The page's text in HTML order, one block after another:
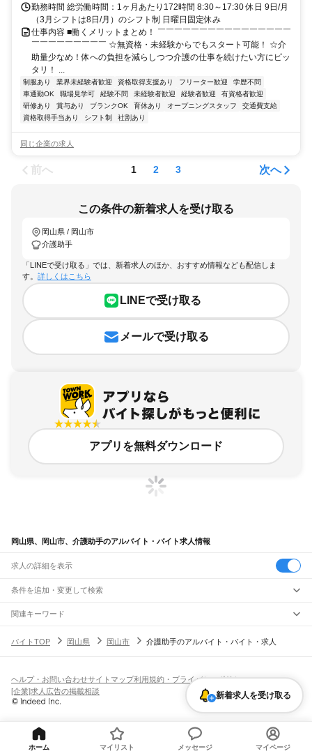
勤務時間 総労働時間：1ヶ月あたり172時間 8:30～17:30 休日 9日/月
（3月シフトは8日/月）のシフト制 日曜日固定休み
仕事内容 ■働くメリットまとめ！ ￣￣￣￣￣￣￣￣￣￣￣￣￣￣￣￣
￣￣￣￣￣￣￣￣￣ ☆無資格・未経験からでもスタート可能！ ☆介
助量少なめ！体への負担を減らしつつ介護の仕事を続けたい方にピッ
タリ！ ...
制服あり 業界未経験者歓迎 資格取得支援あり フリーター歓迎
学歴不問
車通勤OK
職場見学可 経験不問 未経験者歓迎 経験者歓迎
有資格者歓迎
研修あり
賞与あり ブランクOK 育休あり オープニングスタッフ
交通費支給
資格取得手当あり
シフト制 社割あり
同じ企業の求人
前へ 1 2 3 次へ
この条件の新着求人を受け取る
岡山県 / 岡山市
介護助手
「LINEで受け取る」では、新着求人のほか、おすすめ情報なども配信しま
す。 詳しくはこちら
LINEで受け取る
メールで受け取る
アプリを無料ダウンロード
岡山県、岡山市、介護助手のアルバイト・バイト求人情報
求人の詳細を表示
条件を追加・変更して検索
市区町村を追加・変更
岡山県すべて
倉敷市津山市玉野市笠岡市井原市総社市高梁市
真庭市美作市浅口市 真庭郡苫田郡勝田郡英田郡
駅を追加・変更
三石駅 吉永駅和気駅 熊山駅 万富駅瀬戸駅上道駅東岡山駅 高島駅
JR山陽本線(岡山～三原)
岡山駅 北長瀬駅 新倉敷駅 笠岡駅
JR赤穂線
寒河駅
備前片上駅 香登駅
大富駅
西大寺駅
東岡山駅 高島駅 岡山駅
飲食・フードサービス
飲食・フードサービス
ホールスタッフ
皿洗い・洗い場 精肉・鮮魚加工
給食調理
バー（BAR）・バーテンダー
営業・販売
営業・販売
特徴を追加・変更
人気
髪型・髪色自由ひげOKネイルOK
ピアスOK
オープニングスタッフ
留学生・外国人活躍中
勤務期間
短期単発・1日OK 期間限定（春夏冬休み等）
アルバイト・パート
正社員
契約社員
都道府県を変更
関連キーワード
岡山県 介護福祉士岡山県 岡山市 障害者支援員
バイトTOP 岡山県 岡山市 介護助手のアルバイト・バイト・求人
新着求人を受け取る
ヘルプ・お問い合わせサイトマップ利用規約・プライバシーポリシー
[企業]求人広告の掲載相談
ホーム マイリスト メッセージ マイページ